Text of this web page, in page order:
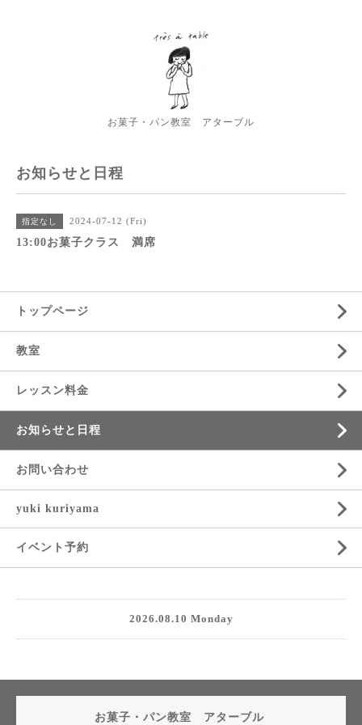
お菓子・パン教室 アターブル
お知らせと日程
指定なし 2024-07-12 (Fri)
13:00お菓子クラス 満席
トップページ
教室
レッスン料金
お知らせと日程
お問い合わせ
yuki kuriyama
イベント予約
2026.08.10 Monday
お菓子・パン教室 アターブル